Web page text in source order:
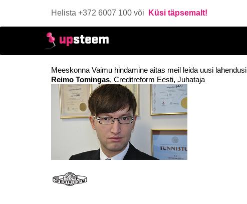
Helista +372 6007 100 või Küsi täpsemalt!
Meeskonna Vaimu hindamine aitas meil leida uusi lahendusi
Reimo Tomingas, Creditreform Eesti, Juhataja